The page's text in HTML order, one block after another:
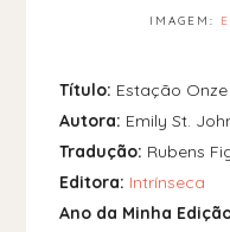
IMAGEM:
Título: Estação Onze
Autora: Emily St.
Tradução: Rubens
Editora: Intrínseca
Ano da Minha